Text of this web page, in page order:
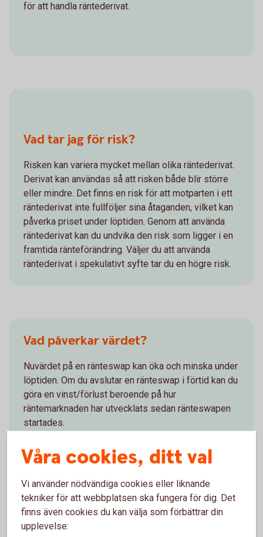
för att handla räntederivat.
Vad tar jag för risk?
Risken kan variera mycket mellan olika räntederivat.
Derivat kan användas så att risken både blir större
eller mindre. Det finns en risk för att motparten i ett
räntederivat inte fullföljer sina åtaganden, vilket kan
påverka priset under löptiden. Genom att använda
räntederivat kan du undvika den risk som ligger i en
framtida ränteförändring. Väljer du att använda
räntederivat i spekulativt syfte tar du en högre risk.
Vad påverkar värdet?
Nuvärdet på en ränteswap kan öka och minska under
löptiden. Om du avslutar en ränteswap i förtid kan du
göra en vinst/förlust beroende på hur
räntemarknaden har utvecklats sedan ränteswapen
startades.
För- och nackdelar med
Våra cookies, ditt val
Vi använder nödvändiga cookies eller liknande
tekniker för att webbplatsen ska fungera för dig. Det
finns även cookies du kan välja som förbättrar din
upplevelse: